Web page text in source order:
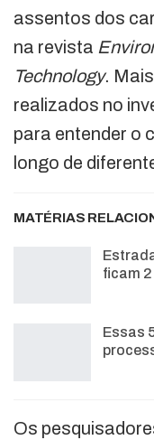
assentos dos
na revista
Technology.
realizados no
para entender o
longo de
MATÉRIAS
ficam
Essas
Os